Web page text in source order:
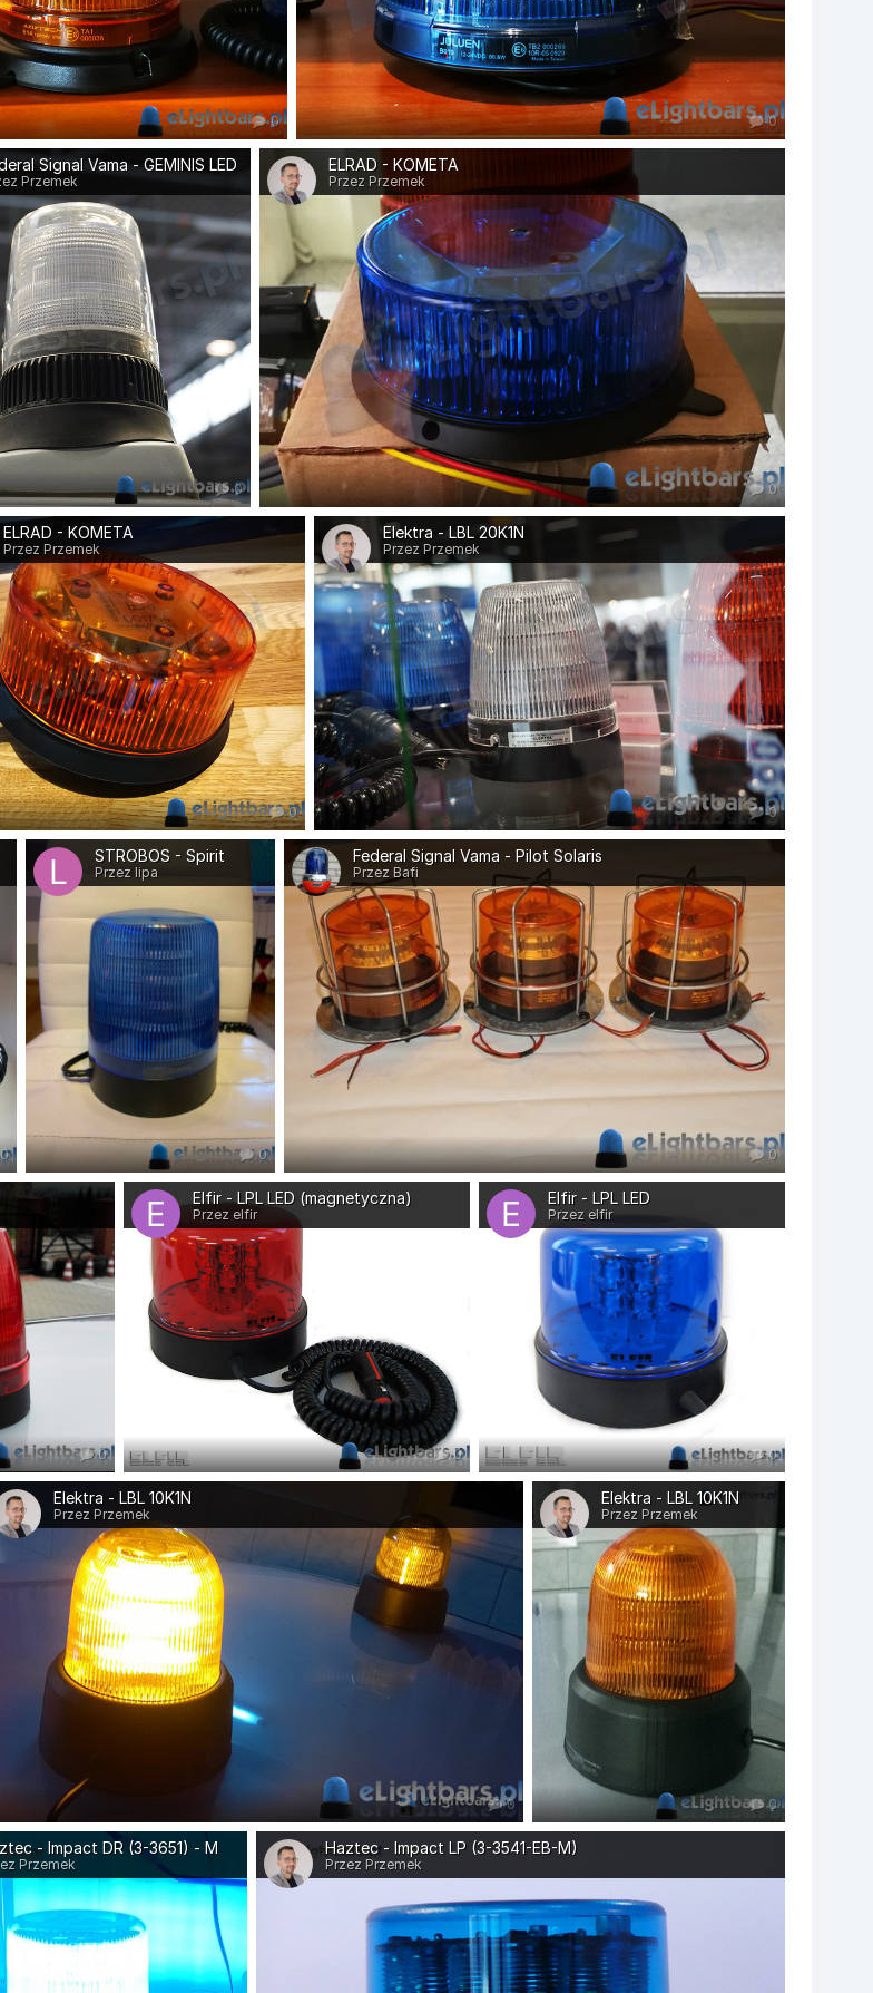
0 0
Signal Vama - GEMINIS LED
Przemek
0
ELRAD - KOMETA
Przez Przemek
0
ELRAD - KOMETA
Przez Przemek
0
Elektra - LBL 20K1N
Przez Przemek
0
STROBOS - Spirit
Przez lipa
0
Federal Signal Vama - Pilot Solaris
Przez Bafi
0
0
Elfir - LPL LED (magnetyczna)
Przez elfir
0
Elfir - LPL LED
Przez elfir
0
Elektra - LBL 10K1N
Przez Przemek
0
Elektra - LBL 10K1N
Przez Przemek
0
- Impact DR (3-3651) - M
Przemek
Haztec - Impact LP (3-3541-EB-M)
Przez Przemek